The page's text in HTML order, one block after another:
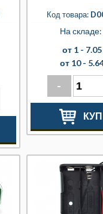
Код товара:
На
от 1 -
от 10 -
-